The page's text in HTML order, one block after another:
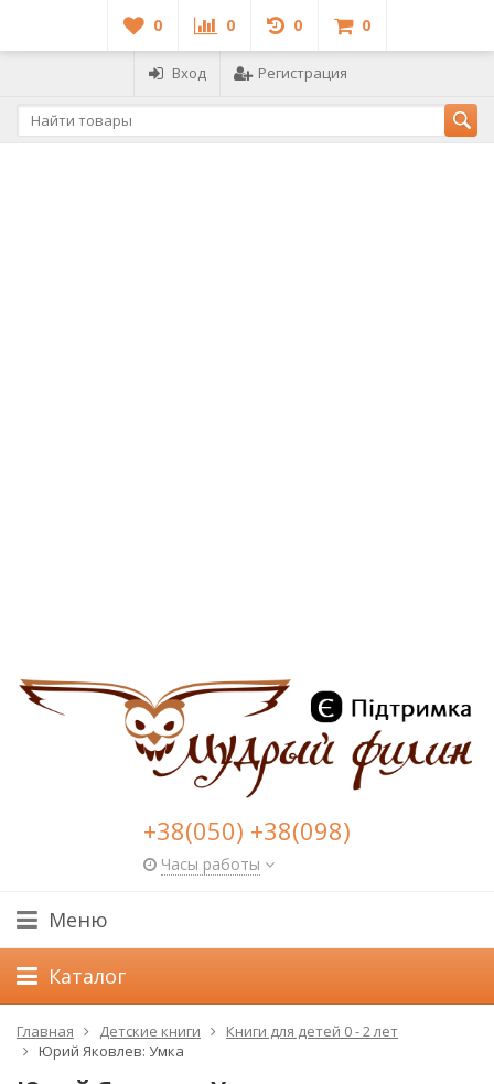
0 0 0 0
Вход Регистрация
+38(050) +38(098)
Часы работы
Меню
Каталог
Главная Детские книги
Книги для детей 0 - 2 лет
Юрий Яковлев: Умка